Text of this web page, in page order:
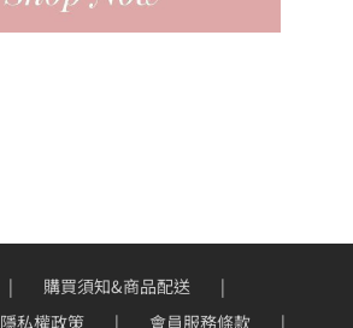
購買須知&商品配送
隱私權政策 會員服務條款